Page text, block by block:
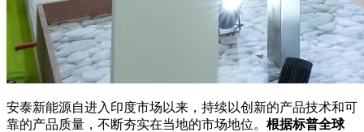
安泰新能源自进入印度市场以来，持续以创新的产品技术和可
靠的产品质量，不断夯实在当地的市场地位。 根据标普全球